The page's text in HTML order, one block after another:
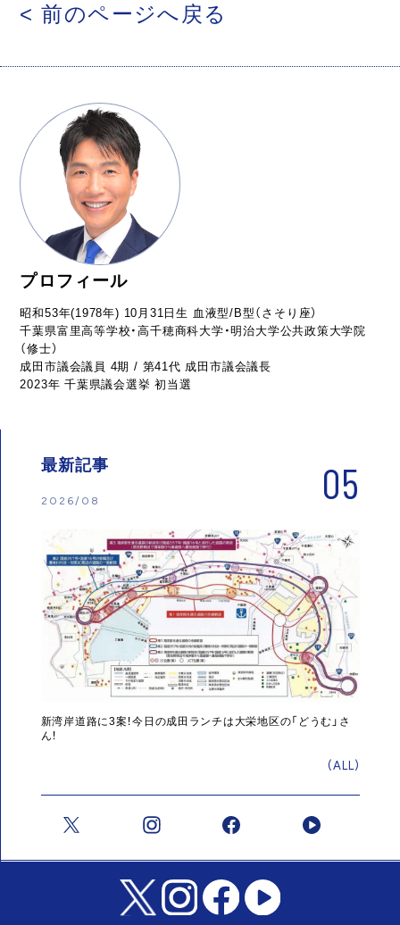
< 前のページへ戻る
プロフィール
昭和53年(1978年) 10月31日生 血液型/B型（さそり座）
千葉県富里高等学校・高千穂商科大学・明治大学公共政策大学院
（修士）
成田市議会議員 4期 / 第41代 成田市議会議長
2023年 千葉県議会選挙 初当選
最新記事
2026/08 05
新湾岸道路に3案！今日の成田ランチは大栄地区の「どうむ」さ
ん！
(ALL)